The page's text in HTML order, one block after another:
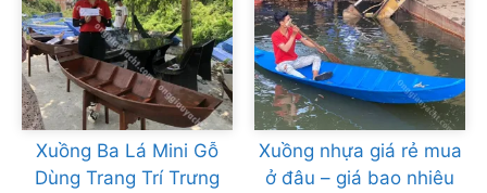
Xuồng Ba Lá Mini Gỗ
Dùng Trang Trí Trưng
Xuồng nhựa giá rẻ mua
ở đâu – giá bao nhiêu